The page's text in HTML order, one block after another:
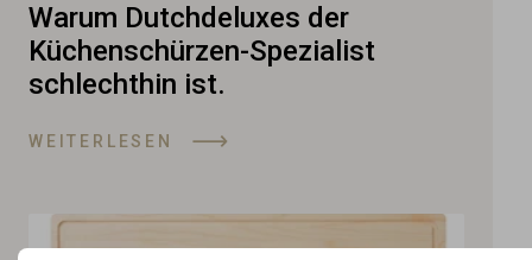
Warum Dutchdeluxes der
Küchenschürzen-Spezialist
schlechthin ist.
WEITERLESEN